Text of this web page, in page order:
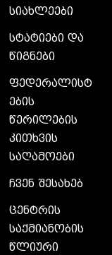
სიახლეები
სტატიები და
წიგნები
ფედერალისტ
ების
წერილების
კითხვის
საღამოები
ჩვენ შესახებ
ცენტრის
საქმიანობის
წლიური